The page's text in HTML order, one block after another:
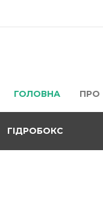
ГОЛОВНА ПРО
ГІДРОБОКС